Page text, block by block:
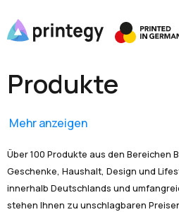
Produkte
Mehr anzeigen
Über 100 Produkte aus den Bereichen
Geschenke, Haushalt, Design und
innerhalb Deutschlands und
stehen Ihnen zu unschlagbaren